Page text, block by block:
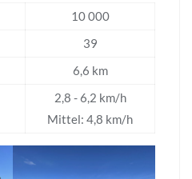
10 000
39
6,6 km
2,8 - 6,2 km/h
Mittel: 4,8 km/h